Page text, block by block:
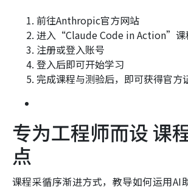
前往Anthropic官方网站
进入“Claude Code in Action”课
注册或登入账号
登入后即可开始学习
完成课程与测验后，即可获得官方
专为工程师而设 课
点
课程采循序渐进方式，教导如何运用AI